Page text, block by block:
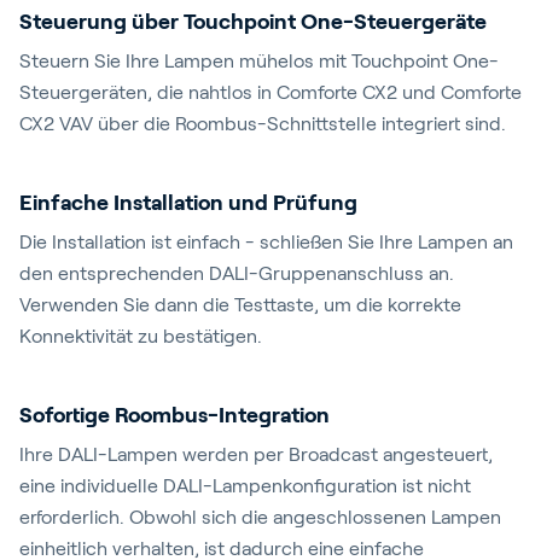
Steuerung über Touchpoint One-Steuergeräte
Steuern Sie Ihre Lampen mühelos mit Touchpoint One-
Steuergeräten, die nahtlos in Comforte CX2 und Comforte
CX2 VAV über die Roombus-Schnittstelle integriert sind.
Einfache Installation und Prüfung
Die Installation ist einfach - schließen Sie Ihre Lampen an
den entsprechenden DALI-Gruppenanschluss an.
Verwenden Sie dann die Testtaste, um die korrekte
Konnektivität zu bestätigen.
Sofortige Roombus-Integration
Ihre DALI-Lampen werden per Broadcast angesteuert,
eine individuelle DALI-Lampenkonfiguration ist nicht
erforderlich. Obwohl sich die angeschlossenen Lampen
einheitlich verhalten, ist dadurch eine einfache